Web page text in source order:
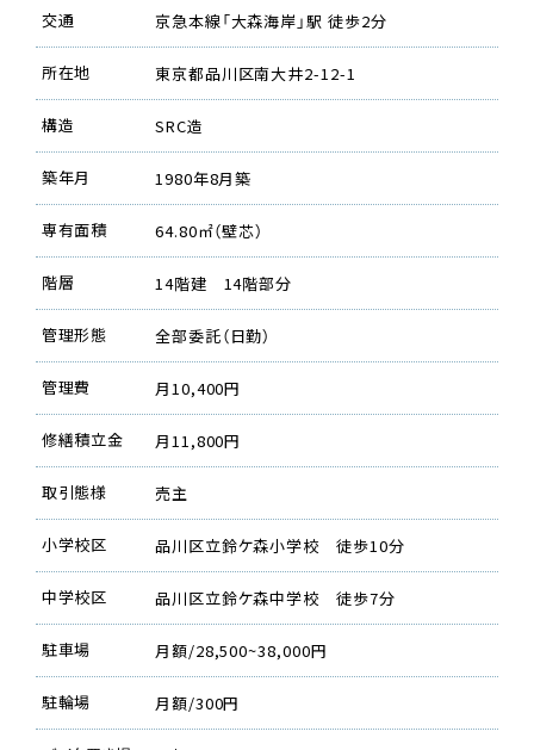
交通 京急本線「大森海岸」駅 徒歩2分
所在地 東京都品川区南大井2-12-1
構造 SRC造
築年月 1980年8月築
専有面積 64.80㎡（壁芯）
階層 14階建 14階部分
管理形態 全部委託（日勤）
管理費 月10,400円
修繕積立金 月11,800円
取引態様 売主
小学校区 品川区立鈴ケ森小学校 徒歩10分
中学校区 品川区立鈴ケ森中学校 徒歩7分
駐車場 月額/28,500~38,000円
駐輪場 月額/300円